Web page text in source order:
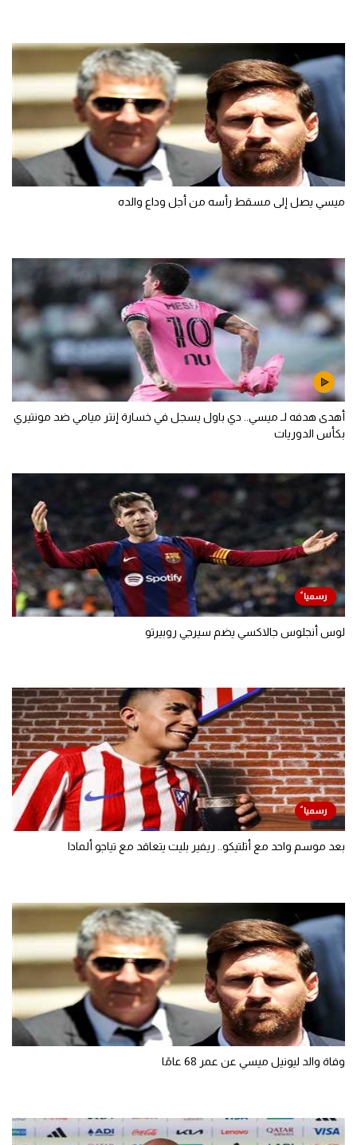
ميسي يصل إلى مسقط رأسه من أجل وداع والده
أهدى هدفه لـ ميسي.. دي باول يسجل في خسارة إنتر ميامي ضد مونتيري
بكأس الدوريات
لوس أنجلوس جالاكسي يضم سيرجي روبيرتو
بعد موسم واحد مع أتلتيكو.. ريفير بليت يتعاقد مع تياجو ألمادا
وفاة والد ليونيل ميسي عن عمر 68 عامًا